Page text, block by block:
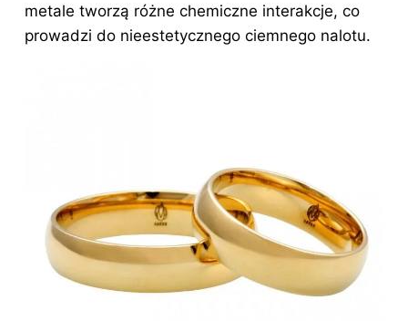
metale tworzą różne chemiczne interakcje, co
prowadzi do nieestetycznego ciemnego nalotu.